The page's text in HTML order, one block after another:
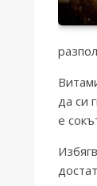
да си
е